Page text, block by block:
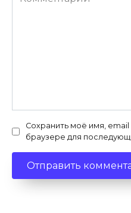
Сохранить моё имя, email
браузере для